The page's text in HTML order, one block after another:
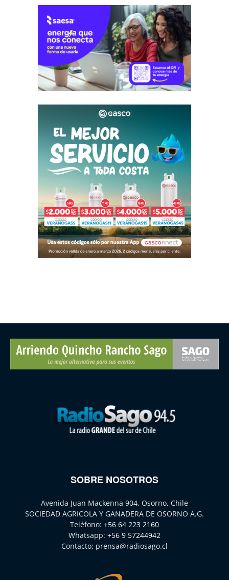
SOBRE NOSOTROS
Avenida Juan Mackenna 904, Osorno, Chile
SOCIEDAD AGRICOLA Y GANADERA DE OSORNO A.G.
Teléfono: +56 64 223 2160
Whatsapp: +56 9 57244942
Contacto: prensa@radiosago.cl